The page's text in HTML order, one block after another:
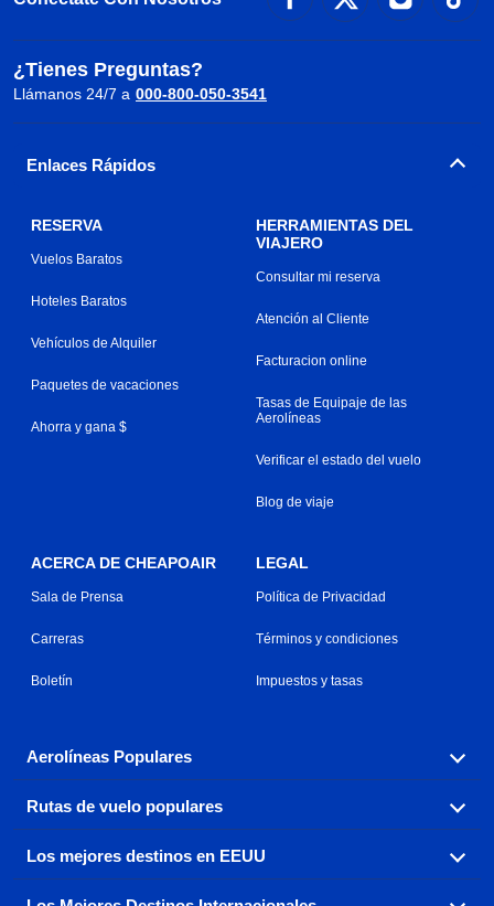
¿Tienes Preguntas?
Llámanos 24/7 a 000-800-050-3541
Enlaces Rápidos
RESERVA
Vuelos Baratos
Hoteles Baratos
Vehículos de Alquiler
Paquetes de vacaciones
Ahorra y gana $
HERRAMIENTAS DEL
VIAJERO
Consultar mi reserva
Atención al Cliente
Facturacion online
Tasas de Equipaje de las
Aerolíneas
Verificar el estado del vuelo
Blog de viaje
ACERCA DE CHEAPOAIR
Sala de Prensa
Carreras
Boletín
LEGAL
Política de Privacidad
Términos y condiciones
Impuestos y tasas
Aerolíneas Populares
Explora nuestras opciones de tarifas aéreas baratas por
aerolínea, con más de 500 opciones para elegir.
Aeromexico
Rutas de vuelo populares
Reserva una de nuestras rutas de vuelo más populares
con tres sencillos clics.
Los mejores destinos en EEUU